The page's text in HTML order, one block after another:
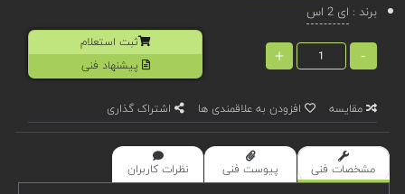
برند : ای 2 اس
-
+
ثبت استعلام
پیشنهاد فنی
مقایسه افزودن به علاقمندی ها اشتراک گذاری
مشخصات فنی پیوست فنی نظرات کاربران